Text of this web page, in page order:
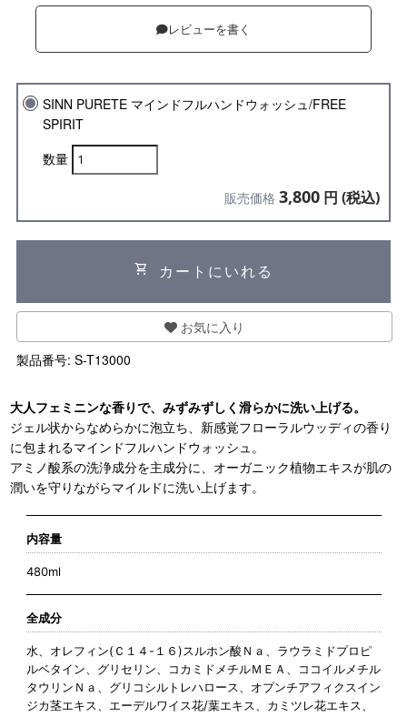
レビューを書く
SINN PURETE マインドフルハンドウォッシュ/FREE
SPIRIT
数量
販売価格 3,800 円 (税込)
shopping_cart カートにいれる
お気に入り
製品番号: S-T13000
大人フェミニンな香りで、みずみずしく滑らかに洗い上げる。
ジェル状からなめらかに泡立ち、新感覚フローラルウッディの香り
に包まれるマインドフルハンドウォッシュ。
アミノ酸系の洗浄成分を主成分に、オーガニック植物エキスが肌の
潤いを守りながらマイルドに洗い上げます。
内容量
480ml
全成分
水、オレフィン(Ｃ１４-１６)スルホン酸Ｎａ、ラウラミドプロピ
ルベタイン、グリセリン、コカミドメチルＭＥＡ、ココイルメチル
タウリンＮａ、グリコシルトレハロース、オプンチアフィクスイン
ジカ茎エキス、エーデルワイス花/葉エキス、カミツレ花エキス、